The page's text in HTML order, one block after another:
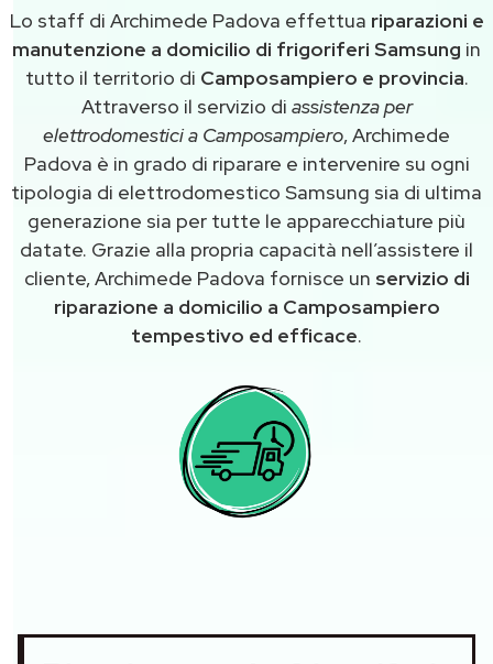
Lo staff di Archimede Padova effettua riparazioni e
manutenzione a domicilio di frigoriferi Samsung in
tutto il territorio di Camposampiero e provincia.
Attraverso il servizio di assistenza per
elettrodomestici a Camposampiero, Archimede
Padova è in grado di riparare e intervenire su ogni
tipologia di elettrodomestico Samsung sia di ultima
generazione sia per tutte le apparecchiature più
datate. Grazie alla propria capacità nell’assistere il
cliente, Archimede Padova fornisce un servizio di
riparazione a domicilio a Camposampiero
tempestivo ed efficace.